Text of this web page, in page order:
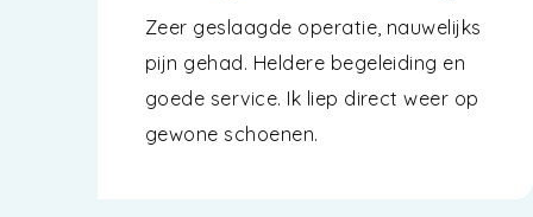
Zeer geslaagde operatie, nauwelijks
pijn gehad. Heldere begeleiding en
goede service. Ik liep direct weer op
gewone schoenen.